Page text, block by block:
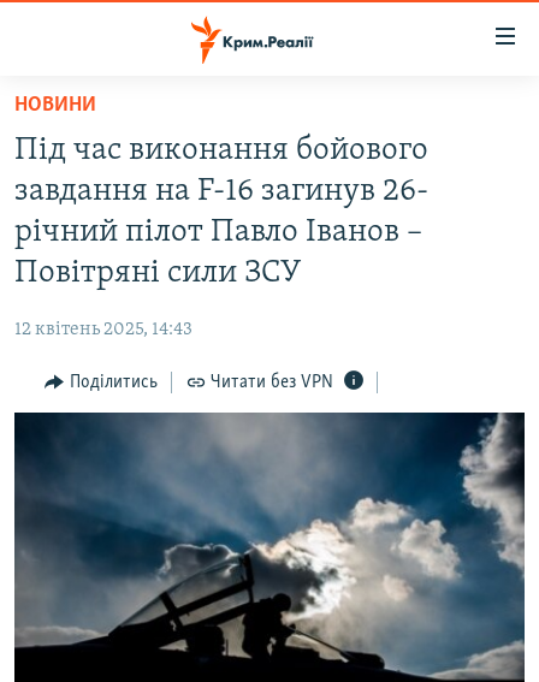
Перейти
основного
матеріалу
Перейти
до
основної
Перейти
пошуку
ВОДА.КРИМ
ВІДЕО ТА ФОТО
ПОЛІТИКА
ІНТЕРВ'Ю
ДЕПОРТАЦІЯ
ВІДЕОУРОКИ «ELIFBE»
СВІДЧЕННЯ ОКУПАЦІЇ
УКРАЇНСЬКА ПРОБЛЕМА КРИМУ
ЯК ОБІЙТИ БЛОКУВАННЯ
Русский
Qırımtatar
НОВИНИ
Під час виконання бойового
завдання на F-16 загинув 26-
річний пілот Павло Іванов –
Повітряні сили ЗСУ
12 квітень 2025, 14:43
Поділитись Читати без VPN